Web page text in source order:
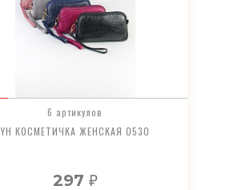
6 артикулов
YH КОСМЕТИЧКА ЖЕНСКАЯ 0530
297 ₽